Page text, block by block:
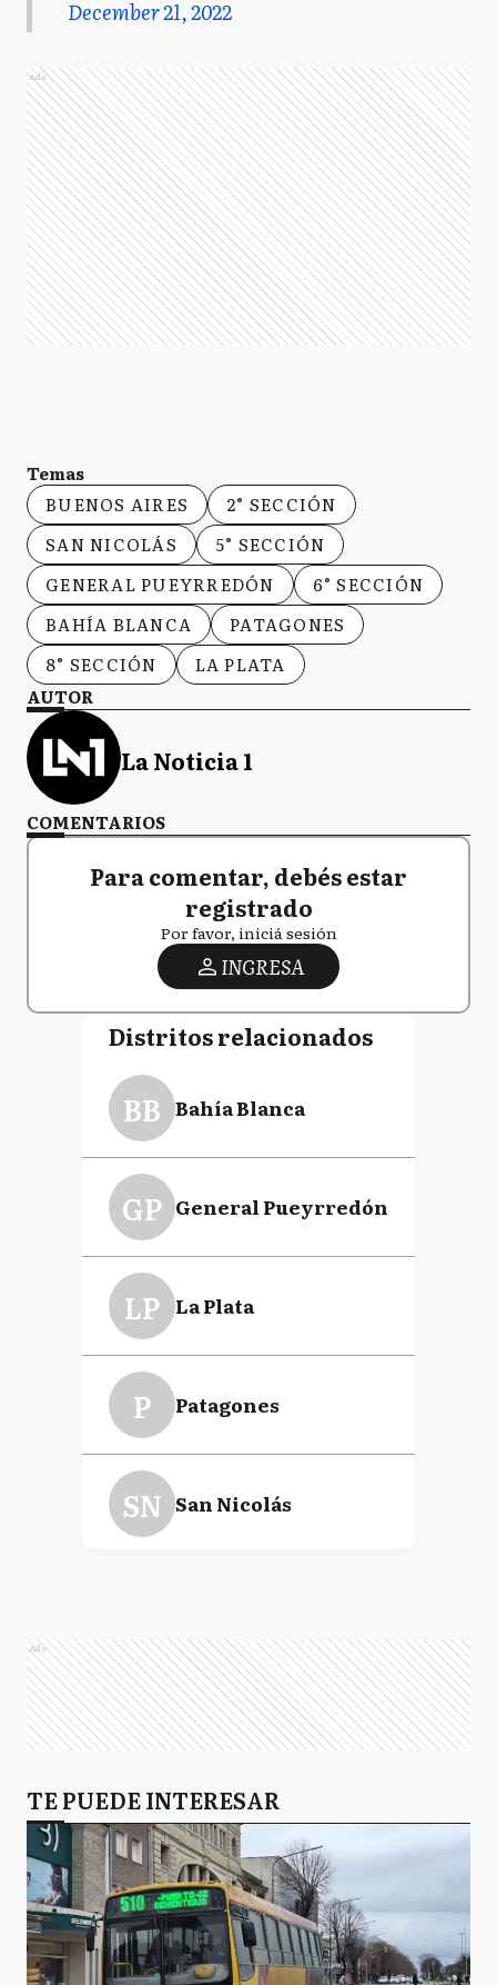
December 21, 2022
Ads
Temas
BUENOS AIRES
2° SECCIÓN
SAN NICOLÁS
5° SECCIÓN
GENERAL PUEYRREDÓN
6° SECCIÓN
BAHÍA BLANCA
PATAGONES
8° SECCIÓN
LA PLATA
AUTOR
La Noticia 1
COMENTARIOS
Para comentar, debés estar
registrado
Por favor, iniciá sesión
INGRESA
Distritos relacionados
BB Bahía Blanca
GP General Pueyrredón
LP La Plata
P Patagones
SN San Nicolás
Ads
TE PUEDE INTERESAR